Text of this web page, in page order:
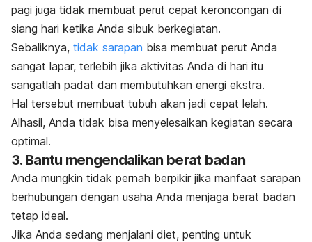
pagi juga tidak membuat perut cepat keroncongan di
siang hari ketika Anda sibuk berkegiatan.
Sebaliknya, tidak sarapan bisa membuat perut Anda
sangat lapar, terlebih jika aktivitas Anda di hari itu
sangatlah padat dan membutuhkan energi ekstra.
Hal tersebut membuat tubuh akan jadi cepat lelah.
Alhasil, Anda tidak bisa menyelesaikan kegiatan secara
optimal.
3. Bantu mengendalikan berat badan
Anda mungkin tidak pernah berpikir jika manfaat sarapan
berhubungan dengan usaha Anda menjaga berat badan
tetap ideal.
Jika Anda sedang menjalani diet, penting untuk